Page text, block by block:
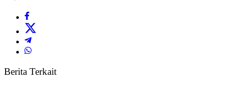
Berita Terkait